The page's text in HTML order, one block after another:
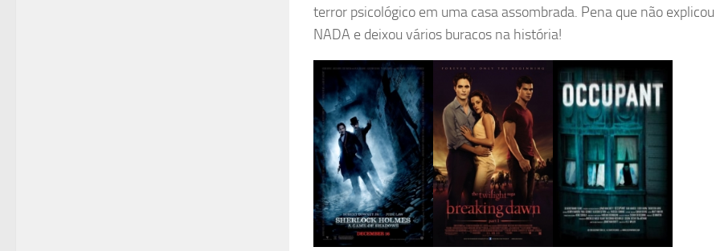
terror psicológico em uma casa assombrada. Pena que não explicou
NADA e deixou vários buracos na história!